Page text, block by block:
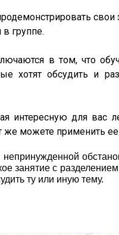
группе.
в том, что
хотят обсудить и
интересную для вас
же можете применить ее
занятие с
ту или иную тему.